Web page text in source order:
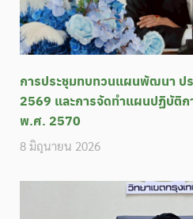
การประชุมทบทวนแผนพัฒนา ป
2569 และการจัดทำแผนปฏิบัติ
พ.ศ. 2570
8 มิถุนายน 2026